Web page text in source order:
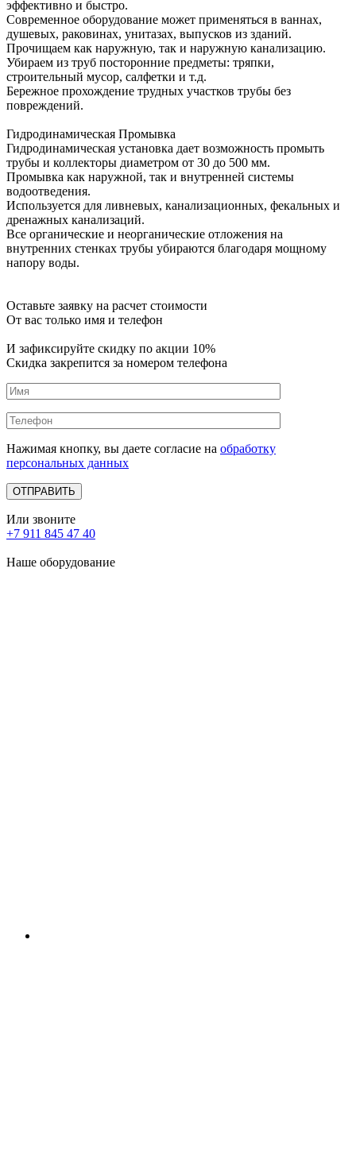
эффективно и быстро.
Современное оборудование может применяться в ваннах,
душевых, раковинах, унитазах, выпусков из зданий.
Прочищаем как наружную, так и наружную канализацию.
Убираем из труб посторонние предметы: тряпки,
строительный мусор, салфетки и т.д.
Бережное прохождение трудных участков трубы без
повреждений.
Гидродинамическая Промывка
Гидродинамическая установка дает возможность промыть
трубы и коллекторы диаметром от 30 до 500 мм.
Промывка как наружной, так и внутренней системы
водоотведения.
Используется для ливневых, канализационных, фекальных и
дренажных канализаций.
Все органические и неорганические отложения на
внутренних стенках трубы убираются благодаря мощному
напору воды.
Оставьте заявку на расчет стоимости
От вас только имя и телефон
И зафиксируйте скидку по акции 10%
Скидка закрепится за номером телефона
Нажимая кнопку, вы даете согласие на обработку
персональных данных
Или звоните
+7 911 845 47 40
Наше оборудование